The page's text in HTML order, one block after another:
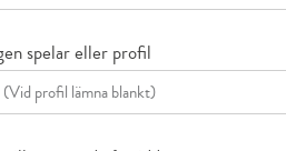
spelar eller profil